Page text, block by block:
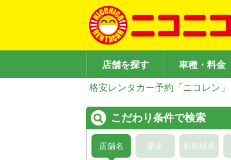
店舗を探す 車種・料金
格安レンタカー予約「ニコレン」
こだわり条件で検索
店舗名 駅名 新幹線名